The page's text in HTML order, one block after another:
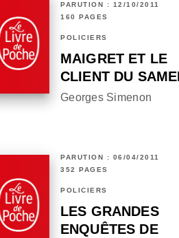
PARUTION : 12/10/2011
160 PAGES
POLICIERS
MAIGRET ET LE
CLIENT DU
Georges Simenon
PARUTION : 06/04/2011
352 PAGES
POLICIERS
LES GRANDES
ENQUÊTES DE